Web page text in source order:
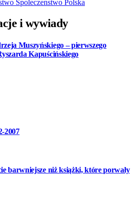
Spoleczenstwo Polska
i wywiady
Muszyńskiego – pierwszego
Kapuścińskiego
2007
barwniejsze niż książki, które porwały